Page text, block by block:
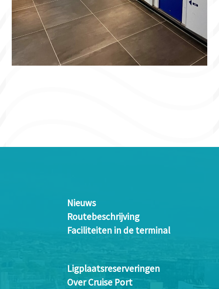
Nieuws
Routebeschrijving
Faciliteiten in de terminal
Ligplaatsreserveringen
Over Cruise Port